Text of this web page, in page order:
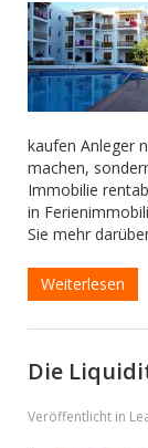
kaufen Anleger
machen,
Immobilie
in
Sie mehr
Weiterlesen
Die
Veröffentlicht in